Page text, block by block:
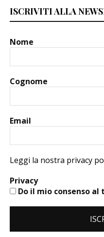
ISCRIVITI ALLA
Nome
Cognome
Email
Leggi la nostra privacy
Privacy
Do il mio consenso